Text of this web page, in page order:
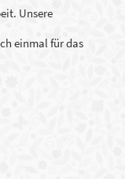
Unsere
einmal für das